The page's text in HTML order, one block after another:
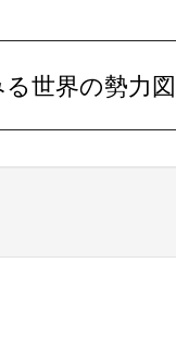
る世界の勢力